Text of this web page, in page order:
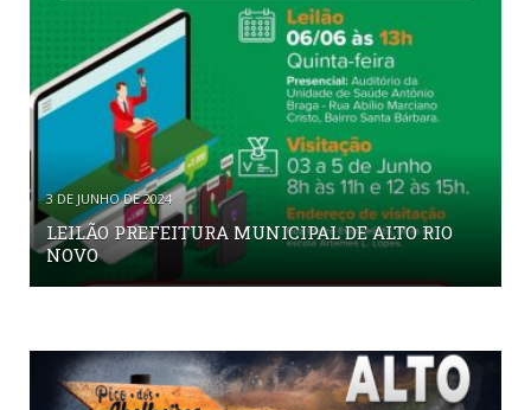
3 DE JUNHO DE 2024
LEILÃO PREFEITURA MUNICIPAL DE ALTO RIO
NOVO